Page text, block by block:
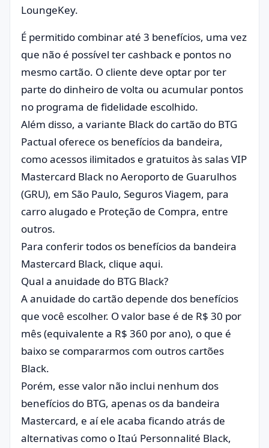
LoungeKey.
É permitido combinar até 3 benefícios, uma vez
que não é possível ter cashback e pontos no
mesmo cartão. O cliente deve optar por ter
parte do dinheiro de volta ou acumular pontos
no programa de fidelidade escolhido.
Além disso, a variante Black do cartão do BTG
Pactual oferece os benefícios da bandeira,
como acessos ilimitados e gratuitos às salas VIP
Mastercard Black no Aeroporto de Guarulhos
(GRU), em São Paulo, Seguros Viagem, para
carro alugado e Proteção de Compra, entre
outros.
Para conferir todos os benefícios da bandeira
Mastercard Black, clique aqui.
Qual a anuidade do BTG Black?
A anuidade do cartão depende dos benefícios
que você escolher. O valor base é de R$ 30 por
mês (equivalente a R$ 360 por ano), o que é
baixo se compararmos com outros cartões
Black.
Porém, esse valor não inclui nenhum dos
benefícios do BTG, apenas os da bandeira
Mastercard, e aí ele acaba ficando atrás de
alternativas como o Itaú Personnalité Black,